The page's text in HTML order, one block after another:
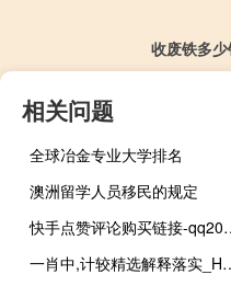
收废铁多
相关问题
全球冶金专业大学排名
澳洲留学人员移民的规定
快手点赞评
一肖中,计较